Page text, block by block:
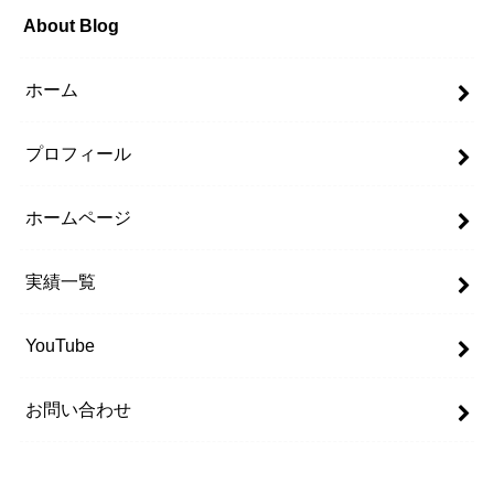
About Blog
ホーム
プロフィール
ホームページ
実績一覧
YouTube
お問い合わせ